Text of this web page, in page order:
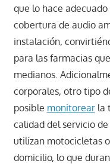
que lo hace
cobertura de audio
instalación,
para las farmacias
medianos.
corporales, otro tipo
posible monitorearla
calidad del servicio
utilizan motocicletas
domicilio, lo que